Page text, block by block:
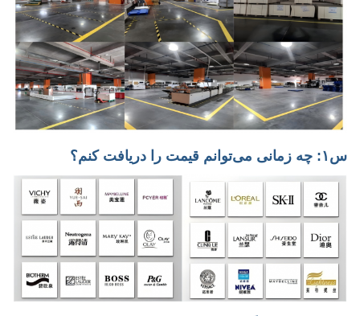
س۱: چه زمانی می‌توانم قیمت را دریافت کنم؟